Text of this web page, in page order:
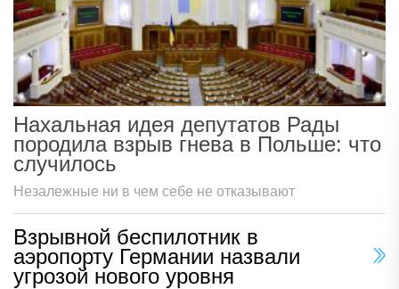
Нахальная идея депутатов Рады
породила взрыв гнева в Польше: что
случилось
Незалежные ни в чем себе не отказывают
Взрывной беспилотник в
аэропорту Германии назвали
угрозой нового уровня